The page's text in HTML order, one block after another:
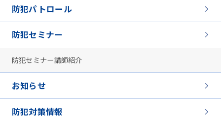
防犯パトロール
防犯セミナー
防犯セミナー講師紹介
お知らせ
防犯対策情報